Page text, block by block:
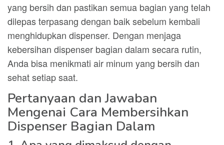
yang bersih dan pastikan semua bagian yang telah
dilepas terpasang dengan baik sebelum kembali
menghidupkan dispenser. Dengan menjaga
kebersihan dispenser bagian dalam secara rutin,
Anda bisa menikmati air minum yang bersih dan
sehat setiap saat.
Pertanyaan dan Jawaban
Mengenai Cara Membersihkan
Dispenser Bagian Dalam